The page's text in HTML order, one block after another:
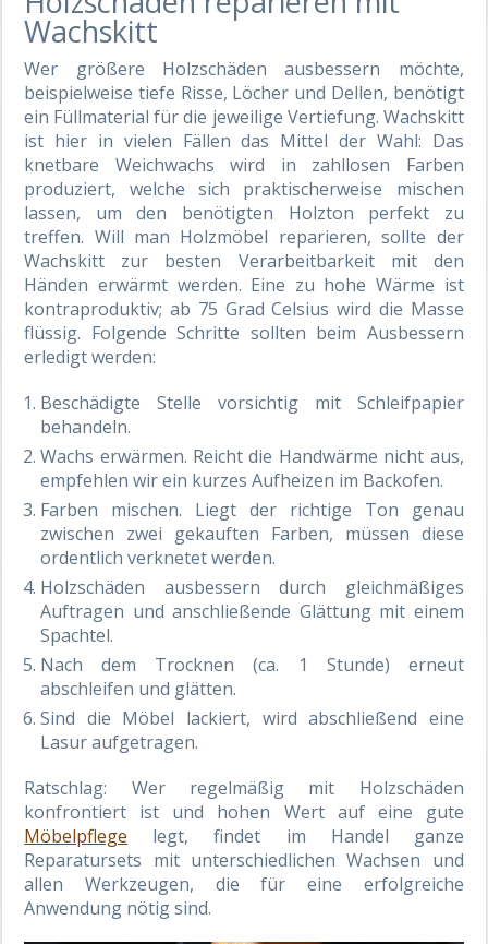
Wachskitt
Wer größere Holzschäden ausbessern möchte,
beispielweise tiefe Risse, Löcher und Dellen, benötigt
ein Füllmaterial für die jeweilige Vertiefung. Wachskitt
ist hier in vielen Fällen das Mittel der Wahl: Das
knetbare Weichwachs wird in zahllosen Farben
produziert, welche sich praktischerweise mischen
lassen, um den benötigten Holzton perfekt zu
treffen. Will man Holzmöbel reparieren, sollte der
Wachskitt zur besten Verarbeitbarkeit mit den
Händen erwärmt werden. Eine zu hohe Wärme ist
kontraproduktiv; ab 75 Grad Celsius wird die Masse
flüssig. Folgende Schritte sollten beim Ausbessern
erledigt werden:
Beschädigte Stelle vorsichtig mit Schleifpapier
behandeln.
Wachs erwärmen. Reicht die Handwärme nicht aus,
empfehlen wir ein kurzes Aufheizen im Backofen.
Farben mischen. Liegt der richtige Ton genau
zwischen zwei gekauften Farben, müssen diese
ordentlich verknetet werden.
Holzschäden ausbessern durch gleichmäßiges
Auftragen und anschließende Glättung mit einem
Spachtel.
Nach dem Trocknen (ca. 1 Stunde) erneut
abschleifen und glätten.
Sind die Möbel lackiert, wird abschließend eine
Lasur aufgetragen.
Ratschlag: Wer regelmäßig mit Holzschäden
konfrontiert ist und hohen Wert auf eine gute
Möbelpflege legt, findet im Handel ganze
Reparatursets mit unterschiedlichen Wachsen und
allen Werkzeugen, die für eine erfolgreiche
Anwendung nötig sind.